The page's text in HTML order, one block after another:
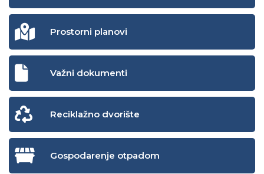
Prostorni planovi
Važni dokumenti
Reciklažno dvorište
Gospodarenje otpadom